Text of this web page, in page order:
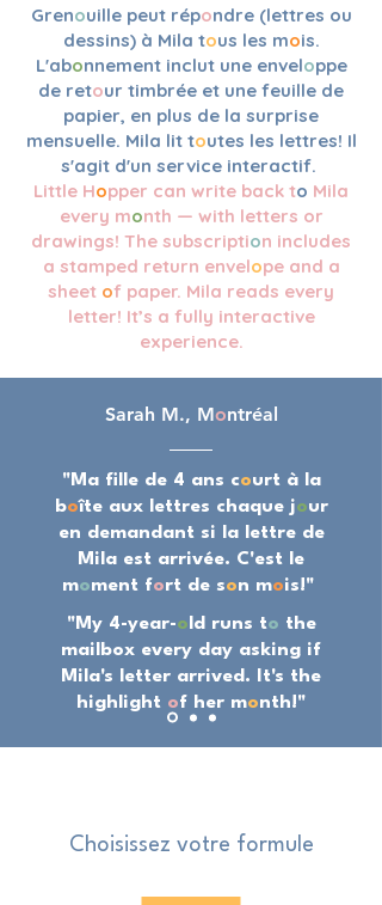
Grenouille peut répondre (lettres ou
dessins) à Mila tous les mois.
L'abonnement inclut une enveloppe
de retour timbrée et une feuille de
papier, en plus de la surprise
mensuelle. Mila lit toutes les lettres! Il
s'agit d'un service interactif.
Little Hopper can write back to Mila
every month — with letters or
drawings! The subscription includes
a stamped return envelope and a
sheet of paper. Mila reads every
letter! It’s a fully interactive
experience.
Sarah M., Montréal
"Ma fille de 4 ans court à la
boîte aux lettres chaque jour
en demandant si la lettre de
Mila est arrivée. C'est le
moment fort de son mois!"
"My 4-year-o ld runs to the
mailbox every day asking if
Mila's letter arrived. It's the
highlight of her month!"
Choisissez votre formule